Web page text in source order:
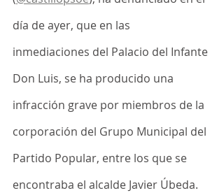
día de ayer, que en las
inmediaciones del Palacio del Infante
Don Luis, se ha producido una
infracción grave por miembros de la
corporación del Grupo Municipal del
Partido Popular, entre los que se
encontraba el alcalde Javier Úbeda.